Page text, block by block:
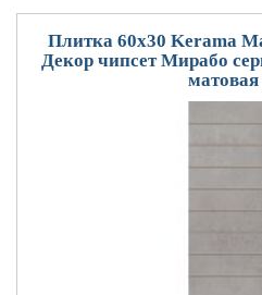
Плитка 60x30 Kerama
Декор чипсет Мирабо